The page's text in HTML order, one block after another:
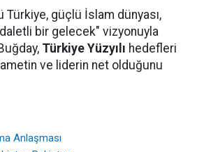
Türkiye, güçlü İslam dünyası,
bir gelecek" vizyonuyla
Türkiye Yüzyılı hedefleri
ve liderin net olduğunu
Anlaşması